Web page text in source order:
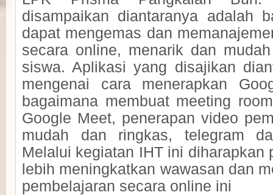
disampaikan diantaranya adalah
dapat mengemas dan
secara online, menarik dan
siswa. Aplikasi yang disajikan
mengenai cara menerapkan
bagaimana membuat meeting
Google Meet, penerapan video
mudah dan ringkas, telegram
Melalui kegiatan IHT ini diharapkan
lebih meningkatkan wawasan dan
pembelajaran secara online ini